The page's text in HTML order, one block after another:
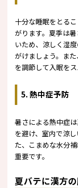
十分な睡眠をとる
がります。夏季は
いため、涼しく湿
がけましょう。ま
を調節して入眠を
5. 熱中症予防
暑さによる熱中症
を避け、室内で涼
た、こまめな水分
重要です。
夏バテに漢方